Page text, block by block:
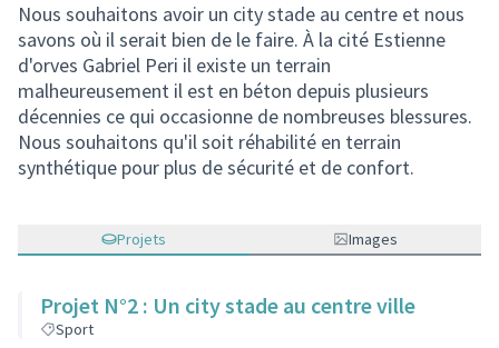
Nous souhaitons avoir un city stade au centre et nous
savons où il serait bien de le faire. À la cité Estienne
d'orves Gabriel Peri il existe un terrain
malheureusement il est en béton depuis plusieurs
décennies ce qui occasionne de nombreuses blessures.
Nous souhaitons qu'il soit réhabilité en terrain
synthétique pour plus de sécurité et de confort.
Projets Images
Projet N°2 : Un city stade au centre ville
Sport